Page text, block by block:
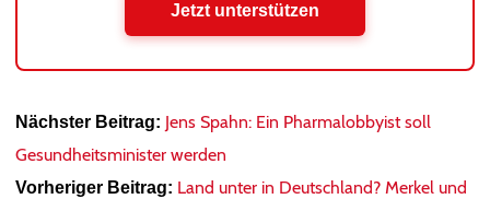
Jetzt unterstützen
Nächster Beitrag: Jens Spahn: Ein Pharmalobbyist soll
Gesundheitsminister werden
Vorheriger Beitrag: Land unter in Deutschland? Merkel und